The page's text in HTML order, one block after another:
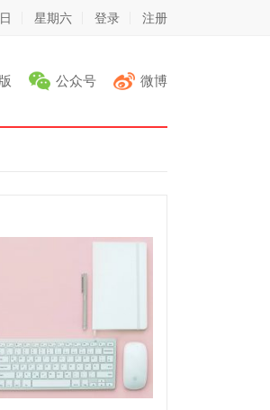
星期六 登录 注册
公众号 微博